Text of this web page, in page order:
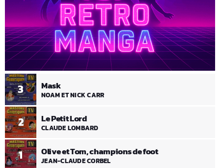
1 Olive et Tom, champions de foot
JEAN-CLAUDE CORBEL
2 Le Petit Lord
CLAUDE LOMBARD
3 Mask
NOAM ET NICK CARR